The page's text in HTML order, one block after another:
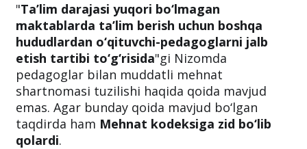
"Ta’lim darajasi yuqori bo‘lmagan
maktablarda ta’lim berish uchun boshqa
hududlardan o‘qituvchi-pedagoglarni jalb
etish tartibi to‘g‘risida"gi Nizomda
pedagoglar bilan muddatli mehnat
shartnomasi tuzilishi haqida qoida mavjud
emas. Agar bunday qoida mavjud bo‘lgan
taqdirda ham Mehnat kodeksiga zid bo‘lib
qolardi.